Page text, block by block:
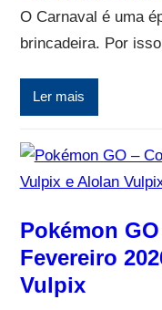
O Carnaval é uma
brincadeira. Por
Ler mais
Pokémon
Fevereiro
Vulpix